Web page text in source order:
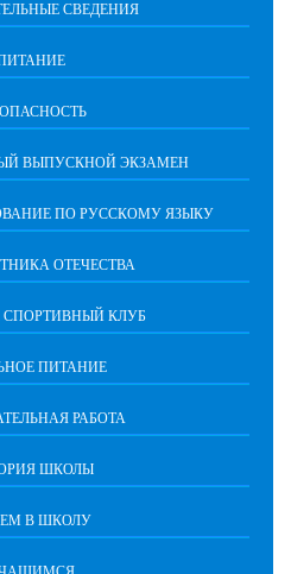
СВЕДЕНИЯ
ВЫПУСКНОЙ ЭКЗАМЕН
ПО РУССКОМУ ЯЗЫКУ
ОТЕЧЕСТВА
КЛУБ
ПИТАНИЕ
РАБОТА
ШКОЛЫ
В ШКОЛУ